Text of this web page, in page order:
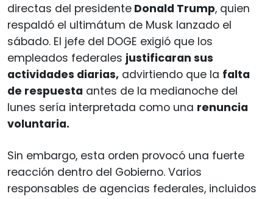
directas del presidente Donald Trump, quien
respaldó el ultimátum de Musk lanzado el
sábado. El jefe del DOGE exigió que los
empleados federales justificaran sus
actividades diarias, advirtiendo que la falta
de respuesta antes de la medianoche del
lunes sería interpretada como una renuncia
voluntaria.
Sin embargo, esta orden provocó una fuerte
reacción dentro del Gobierno. Varios
responsables de agencias federales, incluidos